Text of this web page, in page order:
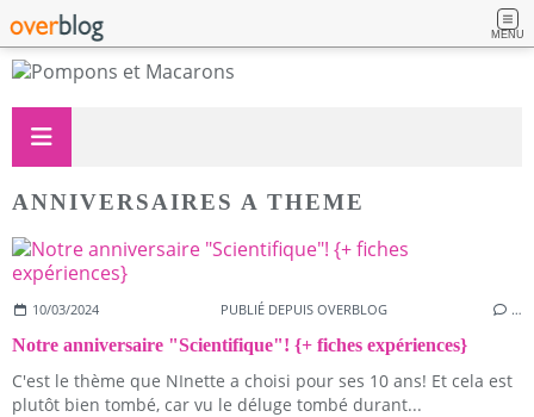
MENU
ANNIVERSAIRES A THEME
10/03/2024 PUBLIÉ DEPUIS OVERBLOG …
Notre anniversaire "Scientifique"! {+ fiches expériences}
C'est le thème que NInette a choisi pour ses 10 ans! Et cela est
plutôt bien tombé, car vu le déluge tombé durant...